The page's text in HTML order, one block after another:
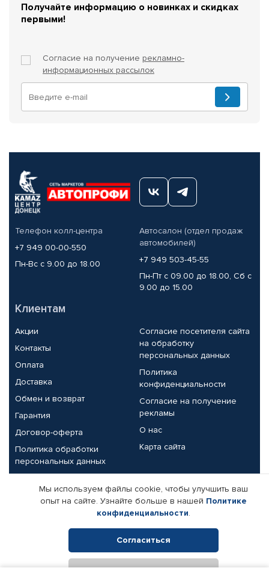
Получайте информацию о новинках и скидках
первыми!
Согласие на получение рекламно-
информационных рассылок
Телефон колл-центра
+7 949 00-00-550
Пн-Вс с 9.00 до 18.00
Автосалон (отдел продаж
автомобилей)
+7 949 503-45-55
Пн-Пт с 09.00 до 18.00, Сб с
9.00 до 15.00
Клиентам
Акции
Контакты
Оплата
Доставка
Обмен и возврат
Гарантия
Договор-оферта
Политика обработки
персональных данных
Согласие посетителя сайта
на обработку
персональных данных
Политика
конфиденциальности
Согласие на получение
рекламы
О нас
Карта сайта
Партнерам
Корпоративным клиентам
Поставщикам
Реквизиты компании
Мы используем файлы cookie, чтобы улучшить ваш
опыт на сайте. Узнайте больше в нашей Политике
конфиденциальности.
Согласиться